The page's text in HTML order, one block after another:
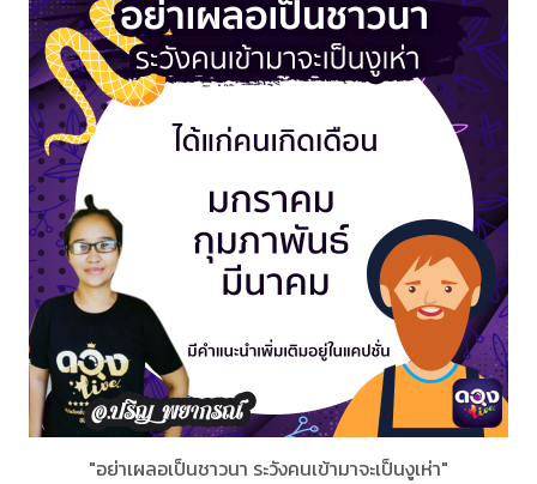
"อย่าเผลอเป็นชาวนา ระวังคนเข้ามาจะเป็นงูเห่า"